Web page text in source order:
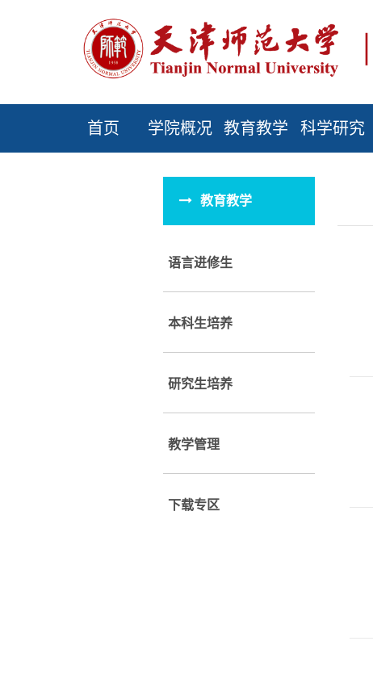
首页 学院概况 教育教学 科学研究
教育教学
语言进修生
本科生培养
研究生培养
教学管理
下载专区